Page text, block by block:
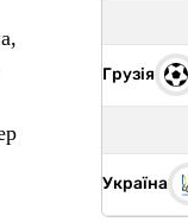
Грузія
Україна